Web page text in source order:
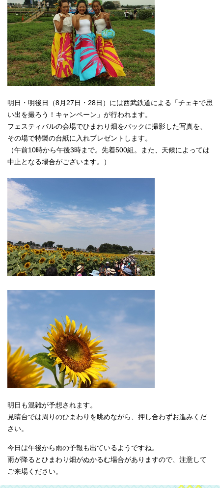
明日・明後日（8月27日・28日）には西武鉄道による「チェキで思
い出を撮ろう！キャンペーン」が行われます。
フェスティバルの会場でひまわり畑をバックに撮影した写真を、
その場で特製の台紙に入れプレゼントします。
（午前10時から午後3時まで。先着500組。また、天候によっては
中止となる場合がございます。）
明日も混雑が予想されます。
見晴台では周りのひまわりを眺めながら、押し合わずお進みくだ
さい。
今日は午後から雨の予報も出ているようですね。
雨が降るとひまわり畑がぬかるむ場合がありますので、注意して
ご来場ください。